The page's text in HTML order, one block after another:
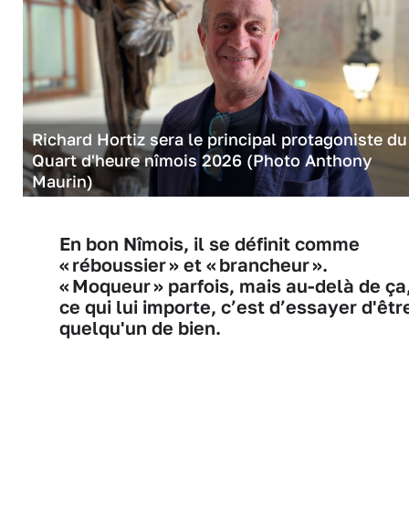
Richard Hortiz sera le principal protagoniste du
Quart d'heure nîmois 2026 (Photo Anthony
Maurin)
En bon Nîmois, il se définit comme
« réboussier » et « brancheur ».
« Moqueur » parfois, mais au-delà de
ce qui lui importe, c’est d’essayer
quelqu'un de bien.